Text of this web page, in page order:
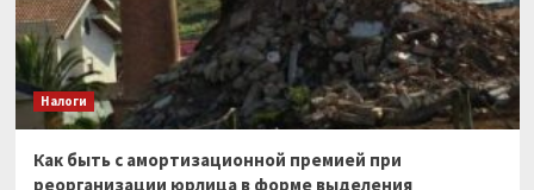
Налоги
Как быть с амортизационной премией при
реорганизации юрлица в форме выделения